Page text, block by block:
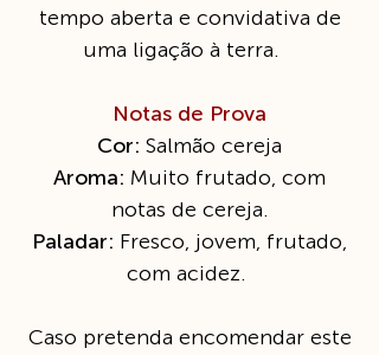
tempo aberta e convidativa de
uma ligação à terra.
Notas de Prova
Cor: Salmão cereja
Aroma: Muito frutado, com
notas de cereja.
Paladar: Fresco, jovem, frutado,
com acidez.
Caso pretenda encomendar este